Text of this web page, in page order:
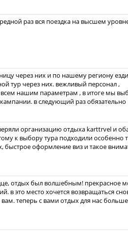
раз вся поездка на высшем
через них и по нашему региону
тур через них. вежливый персонал ,
нашим параметрам , в итоге мы
в следующий раз обязательно
организацию отдыха karttrvel и
к выбору тура подходили особенно
оформление виз и такое
отдых был волшебным! прекрасное
в это место хочется возвращаться
теперь с вами отдых для нас